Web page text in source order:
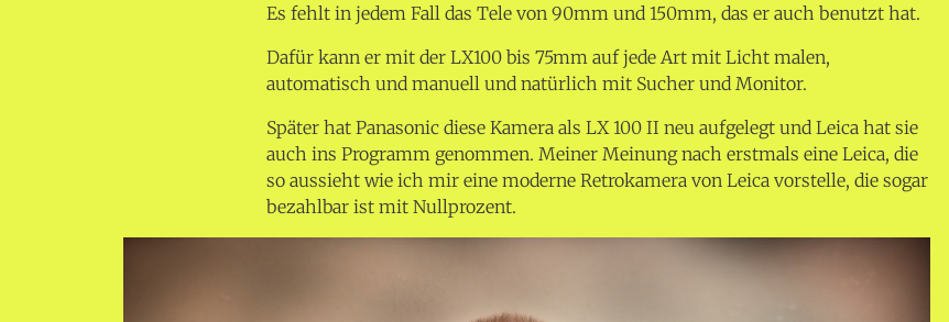
Es fehlt in jedem Fall das Tele von 90mm und 150mm, das er auch benutzt hat.
Dafür kann er mit der LX100 bis 75mm auf jede Art mit Licht malen,
automatisch und manuell und natürlich mit Sucher und Monitor.
Später hat Panasonic diese Kamera als LX 100 II neu aufgelegt und Leica hat sie
auch ins Programm genommen. Meiner Meinung nach erstmals eine Leica, die
so aussieht wie ich mir eine moderne Retrokamera von Leica vorstelle, die sogar
bezahlbar ist mit Nullprozent.